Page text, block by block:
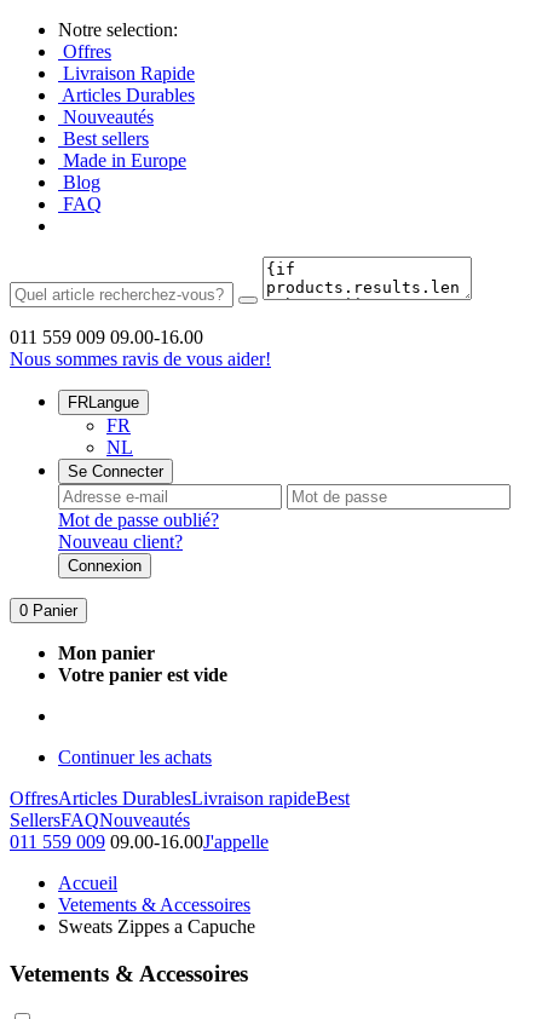
Notre selection:
Offres
Livraison Rapide
Articles Durables
Nouveautés
Best sellers
Made in Europe
Blog
FAQ
011 559 009 09.00-16.00
Nous sommes ravis de vous aider!
FRLangue
FR
NL
Se Connecter
Mot de passe oublié?
Nouveau client?
Connexion
0 Panier
Mon panier
Votre panier est vide
Continuer les achats
OffresArticles DurablesLivraison rapideBest
SellersFAQNouveautés
011 559 009 09.00-16.00J'appelle
Accueil
Vetements & Accessoires
Sweats Zippes a Capuche
Vetements & Accessoires